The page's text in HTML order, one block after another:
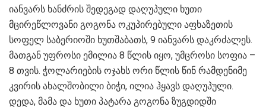
იანვარს ხანძრის შედეგად დაღუპული ხუთი
მცირეწლოვანი გოგონა ოკუპირებული აფხაზეთის
სოფელ საბერიოში ხუთშაბათს, 9 იანვარს დაკრძალეს.
მათგან უფროსი ემილია 8 წლის იყო, უმცროსი სოფია –
8 თვის. ჭოლარიების ოჯახს ორი წლის წინ რამდენიმე
კვირის ახალშობილი ბიჭი, ილია ჰყავს დაღუპული.
დედა, მამა და ხუთი პატარა გოგონა ზუგდიდში